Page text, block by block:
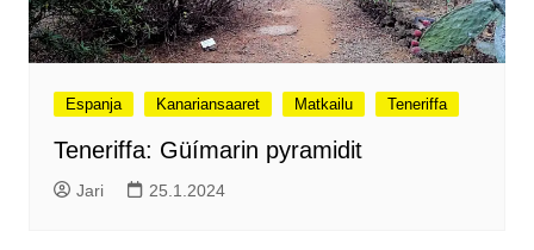
Espanja Kanariansaaret Matkailu Teneriffa
Teneriffa: Güímarin pyramidit
Jari 25.1.2024